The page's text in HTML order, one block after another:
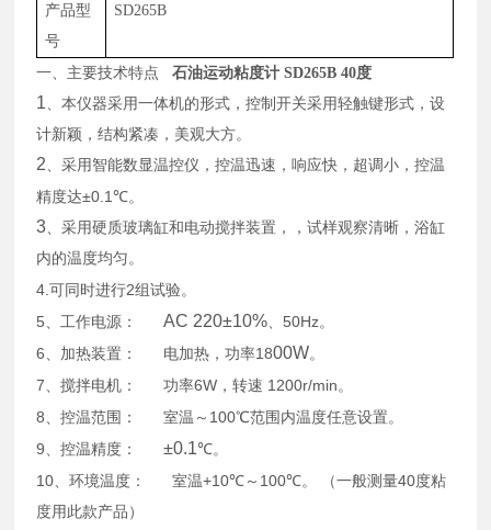
产品型
号
SD265B
一、主要技术特点石油运动粘度计 SD265B 40度
1 、本仪器采用一体机的形式，控制开关采用轻触键形式，设
计新颖，结构紧凑，美观大方。
2 、采用智能数显温控仪，控温迅速，响应快，超调小，控温
精度达±0.1℃。
3 、采用硬质玻璃缸和电动搅拌装置，，试样观察清晰，浴缸
内的温度均匀。
4.可同时进行2组试验。
5 、工作电源： AC 220±10% 、50Hz。
6 、加热装置： 电加热，功率1800W。
7 、搅拌电机： 功率6W ，转速 1200r/min 。
8 、控温范围： 室温～ 100℃范围内温度任意设置 。
9 、控温精度： ±0.1℃。
10 、环境温度： 室温+10℃～ 100℃。 （一般测量40度粘
度用此款产品）